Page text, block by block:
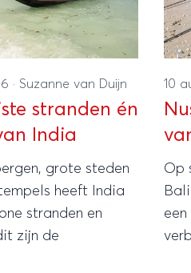
· Suzanne van Duijn
stranden én
India
grote steden
heeft India
stranden en
zijn de
10
Op